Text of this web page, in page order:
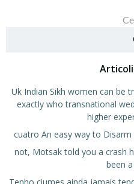
Uk Indian Sikh women can be
exactly who transnational
higher
cuatro An easy way to
not, Motsak told you a crash
been